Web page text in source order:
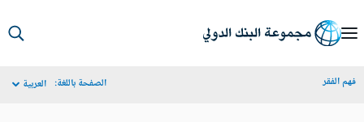
الفقر الصفحة باللغة: العربية